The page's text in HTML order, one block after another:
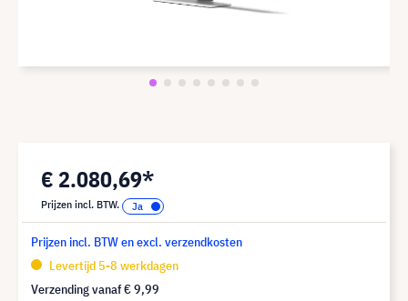
€ 2.080,69*
Prijzen incl. BTW.
Prijzen incl. BTW en excl. verzendkosten
Levertijd 5-8 werkdagen
Verzending vanaf€ 9,99